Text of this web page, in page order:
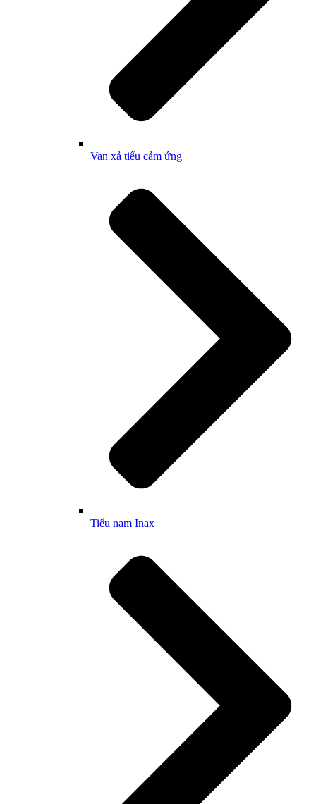
Van xả tiểu cảm ứng
Tiểu nam Inax